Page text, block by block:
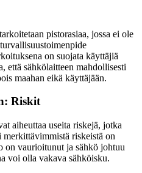
pistorasiaa, jossa ei ole
on suojata käyttäjiä
että sähkölaitteen mahdollisesti
maahan eikä käyttäjään.
Riskit
aiheuttaa useita riskejä, jotka
riskeistä on
on vaurioitunut ja sähkö johtuu
voi olla vakava sähköisku.